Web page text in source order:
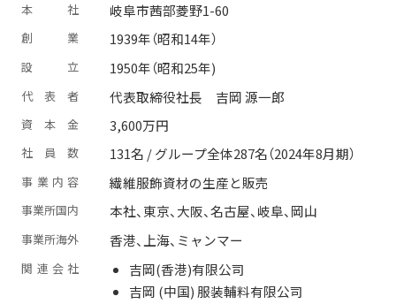
本 社 岐阜市茜部菱野1-60
創 業 1939年（昭和14年）
設 立 1950年（昭和25年)
代 表 者 代表取締役社長 吉岡 源一郎
資 本 金 3,600万円
社 員 数 131名 / グループ全体287名（2024年8月期）
事 業 内 容 繊維服飾資材の生産と販売
事業所国内 本社、東京、大阪、名古屋、岐阜、岡山
事業所海外 香港、上海、ミャンマー
関 連 会 社
吉岡(香港)有限公司
吉岡 (中国) 服装輔料有限公司